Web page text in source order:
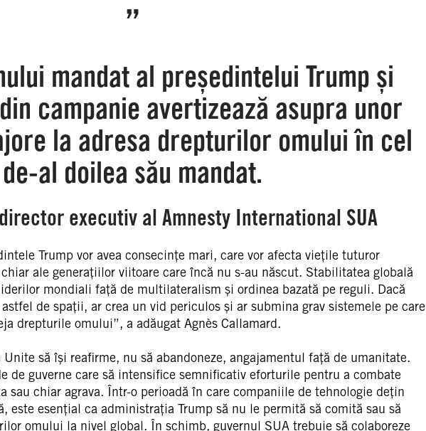
”
mandat al președintelui Trump și
campanie avertizează asupra unor
la adresa drepturilor omului în cel
de-al doilea său mandat.
executiv al Amnesty International SUA
Trump vor avea consecințe mari, care vor afecta viețile tuturor
ale generațiilor viitoare care încă nu s-au născut. Stabilitatea globală
mondiali față de multilateralism și ordinea bazată pe reguli. Dacă
de spații, ar crea un vid periculos și ar submina grav sistemele pe care
drepturile omului”, a adăugat Agnès Callamard.
Unite să își reafirme, nu să abandoneze, angajamentul față de umanitate.
de guverne care să intensifice semnificativ eforturile pentru a combate
sau chiar agrava. Într-o perioadă în care companiile de tehnologie dețin
este esențial ca administrația Trump să nu le permită să comită sau să
omului la nivel global. În schimb, guvernul SUA trebuie să colaboreze